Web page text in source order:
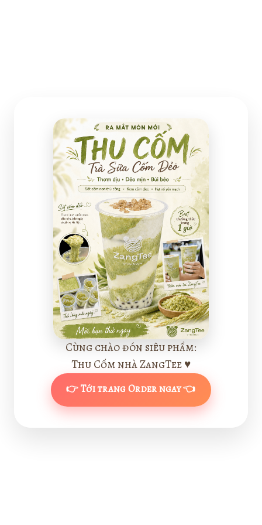
Cùng chào đón siêu phẩm:
Thu Cốm nhà ZangTee ♥
👉 Tới trang Order ngay 👈